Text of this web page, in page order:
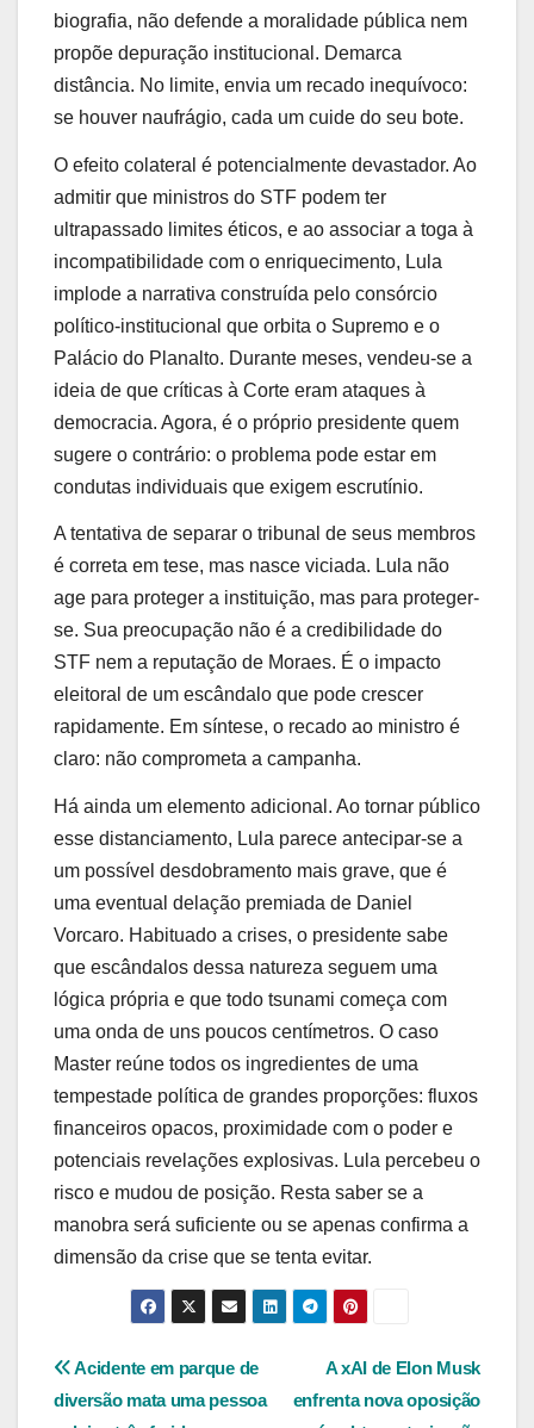
biografia, não defende a moralidade pública nem
propõe depuração institucional. Demarca
distância. No limite, envia um recado inequívoco:
se houver naufrágio, cada um cuide do seu bote.
O efeito colateral é potencialmente devastador. Ao
admitir que ministros do STF podem ter
ultrapassado limites éticos, e ao associar a toga à
incompatibilidade com o enriquecimento, Lula
implode a narrativa construída pelo consórcio
político-institucional que orbita o Supremo e o
Palácio do Planalto. Durante meses, vendeu-se a
ideia de que críticas à Corte eram ataques à
democracia. Agora, é o próprio presidente quem
sugere o contrário: o problema pode estar em
condutas individuais que exigem escrutínio.
A tentativa de separar o tribunal de seus membros
é correta em tese, mas nasce viciada. Lula não
age para proteger a instituição, mas para proteger-
se. Sua preocupação não é a credibilidade do
STF nem a reputação de Moraes. É o impacto
eleitoral de um escândalo que pode crescer
rapidamente. Em síntese, o recado ao ministro é
claro: não comprometa a campanha.
Há ainda um elemento adicional. Ao tornar público
esse distanciamento, Lula parece antecipar-se a
um possível desdobramento mais grave, que é
uma eventual delação premiada de Daniel
Vorcaro. Habituado a crises, o presidente sabe
que escândalos dessa natureza seguem uma
lógica própria e que todo tsunami começa com
uma onda de uns poucos centímetros. O caso
Master reúne todos os ingredientes de uma
tempestade política de grandes proporções: fluxos
financeiros opacos, proximidade com o poder e
potenciais revelações explosivas. Lula percebeu o
risco e mudou de posição. Resta saber se a
manobra será suficiente ou se apenas confirma a
dimensão da crise que se tenta evitar.
Navegação
A xAI de Elon Musk
enfrenta nova oposição
Acidente em parque de
diversão mata uma pessoa